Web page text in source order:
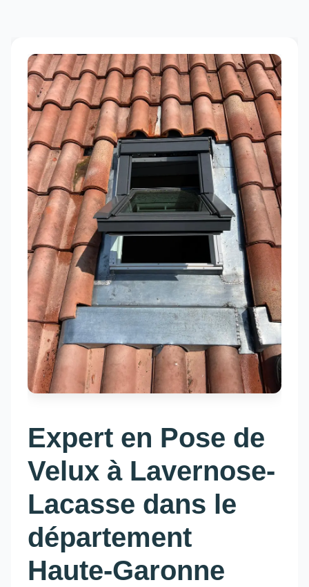
Expert en Pose de
Velux à Lavernose-
Lacasse dans le
département
Haute-Garonne